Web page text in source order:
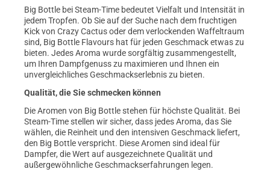
Big Bottle bei Steam-Time bedeutet Vielfalt und Intensität in
jedem Tropfen. Ob Sie auf der Suche nach dem fruchtigen
Kick von Crazy Cactus oder dem verlockenden Waffeltraum
sind, Big Bottle Flavours hat für jeden Geschmack etwas zu
bieten. Jedes Aroma wurde sorgfältig zusammengestellt,
um Ihren Dampfgenuss zu maximieren und Ihnen ein
unvergleichliches Geschmackserlebnis zu bieten.
Qualität, die Sie schmecken können
Die Aromen von Big Bottle stehen für höchste Qualität. Bei
Steam-Time stellen wir sicher, dass jedes Aroma, das Sie
wählen, die Reinheit und den intensiven Geschmack liefert,
den Big Bottle verspricht. Diese Aromen sind ideal für
Dampfer, die Wert auf ausgezeichnete Qualität und
außergewöhnliche Geschmackserfahrungen legen.